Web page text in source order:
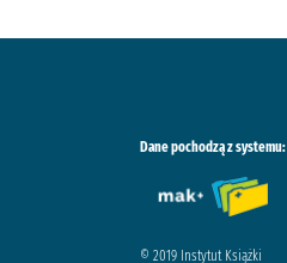
Dane pochodzą z systemu:
© 2019 Instytut Książki